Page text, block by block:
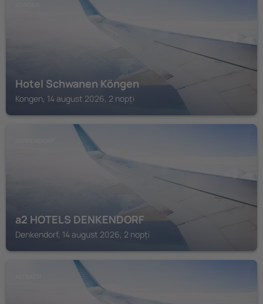
Hotel Schwanen Köngen
Kongen, 14 august 2026, 2 nopți
a2 HOTELS DENKENDORF
Denkendorf, 14 august 2026, 2 nopți